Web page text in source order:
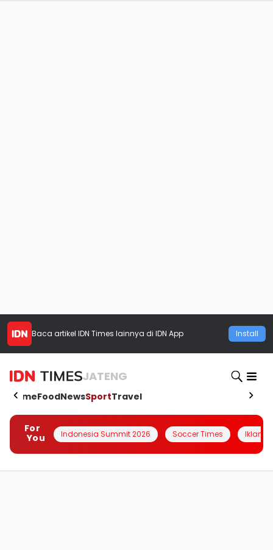
Baca artikel IDN Times lainnya di IDN App Install
JATENG
HomeFoodNewsSportTravel
For
You
Indonesia Summit 2026 Soccer Times Iklanin